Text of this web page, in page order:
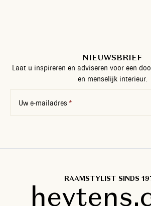
NIEUWSBRIEF
Laat u inspireren en adviseren voor een
en menselijk interieur.
Uw e-mailadres
RAAMSTYLIST SINDS